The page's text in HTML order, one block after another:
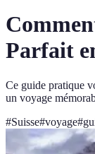
Parfait
Ce guide pratique
un voyage
#Suisse#voyage#